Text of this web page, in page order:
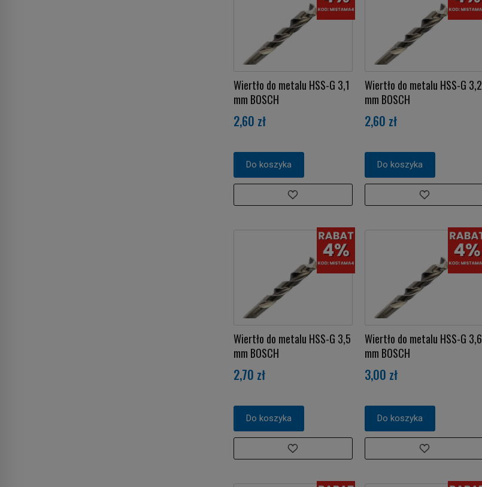
Wiertło do metalu HSS-G 3,1
mm BOSCH
2,60 zł
Do koszyka
Wiertło do metalu HSS-G 3,2
mm BOSCH
2,60 zł
Do koszyka
Wiertło do metalu HSS-G 3,5
mm BOSCH
2,70 zł
Do koszyka
Wiertło do metalu HSS-G 3,6
mm BOSCH
3,00 zł
Do koszyka